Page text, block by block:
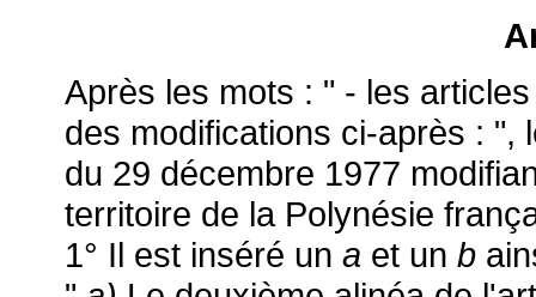
Après les mots : " - les
des modifications ci-après : ",
du 29 décembre 1977
territoire de la Polynésie
1° Il est inséré un a et un b